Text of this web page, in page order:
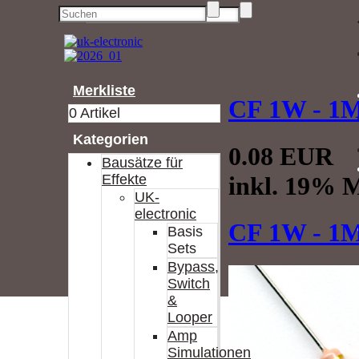
CF 1W -
0.08 EUR
inkl. 19%
CF 1W -
Merkliste
0 Artikel
Kategorien
Bausätze für
Effekte
UK-
electronic
Basis
Sets
Bypass,
Switch
&
Looper
Amp
Simulationen